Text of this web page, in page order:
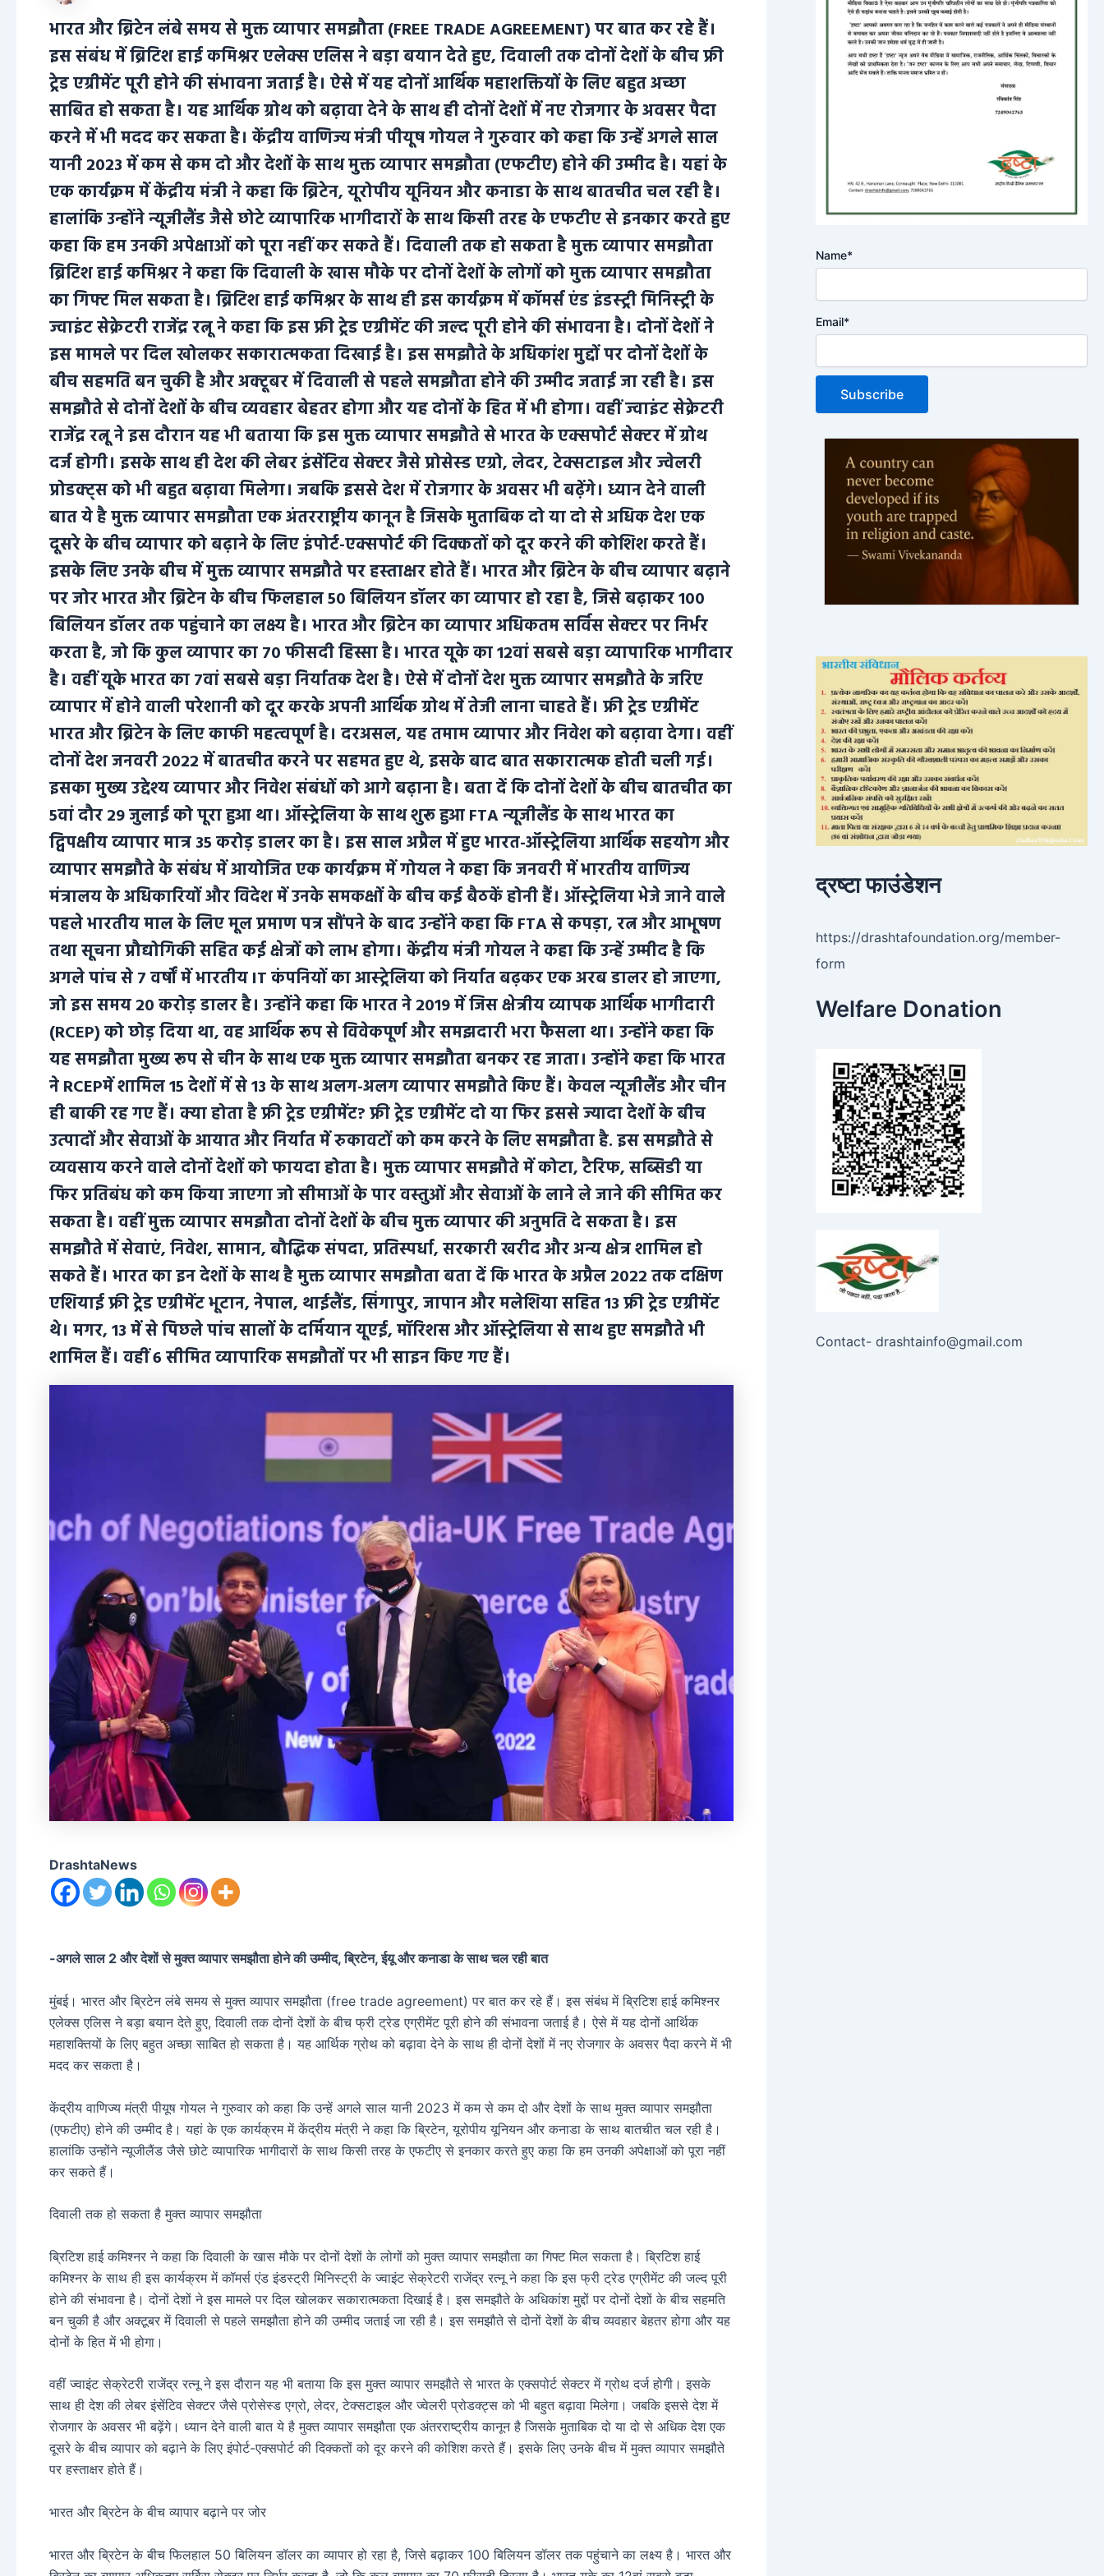
भारत और ब्रिटेन लंबे समय से मुक्त व्यापार समझौता (FREE TRADE AGREEMENT) पर बात कर रहे हैं।
इस संबंध में ब्रिटिश हाई कमिश्नर एलेक्स एलिस ने बड़ा बयान देते हुए, दिवाली तक दोनों देशों के बीच फ्री
ट्रेड एग्रीमेंट पूरी होने की संभावना जताई है। ऐसे में यह दोनों आर्थिक महाशक्तियों के लिए बहुत अच्छा
साबित हो सकता है। यह आर्थिक ग्रोथ को बढ़ावा देने के साथ ही दोनों देशों में नए रोजगार के अवसर पैदा
करने में भी मदद कर सकता है। केंद्रीय वाणिज्य मंत्री पीयूष गोयल ने गुरुवार को कहा कि उन्हें अगले साल
यानी 2023 में कम से कम दो और देशों के साथ मुक्त व्यापार समझौता (एफटीए) होने की उम्मीद है। यहां के
एक कार्यक्रम में केंद्रीय मंत्री ने कहा कि ब्रिटेन, यूरोपीय यूनियन और कनाडा के साथ बातचीत चल रही है।
हालांकि उन्होंने न्यूजीलैंड जैसे छोटे व्यापारिक भागीदारों के साथ किसी तरह के एफटीए से इनकार करते हुए
कहा कि हम उनकी अपेक्षाओं को पूरा नहीं कर सकते हैं। दिवाली तक हो सकता है मुक्त व्यापार समझौता
ब्रिटिश हाई कमिश्नर ने कहा कि दिवाली के खास मौके पर दोनों देशों के लोगों को मुक्त व्यापार समझौता
का गिफ्ट मिल सकता है। ब्रिटिश हाई कमिश्नर के साथ ही इस कार्यक्रम में कॉमर्स एंड इंडस्ट्री मिनिस्ट्री के
ज्वाइंट सेक्रेटरी राजेंद्र रत्नू ने कहा कि इस फ्री ट्रेड एग्रीमेंट की जल्द पूरी होने की संभावना है। दोनों देशों ने
इस मामले पर दिल खोलकर सकारात्मकता दिखाई है। इस समझौते के अधिकांश मुद्दों पर दोनों देशों के
बीच सहमति बन चुकी है और अक्टूबर में दिवाली से पहले समझौता होने की उम्मीद जताई जा रही है। इस
समझौते से दोनों देशों के बीच व्यवहार बेहतर होगा और यह दोनों के हित में भी होगा। वहीं ज्वाइंट सेक्रेटरी
राजेंद्र रत्नू ने इस दौरान यह भी बताया कि इस मुक्त व्यापार समझौते से भारत के एक्सपोर्ट सेक्टर में ग्रोथ
दर्ज होगी। इसके साथ ही देश की लेबर इंसेंटिव सेक्टर जैसे प्रोसेस्ड एग्रो, लेदर, टेक्सटाइल और ज्वेलरी
प्रोडक्ट्स को भी बहुत बढ़ावा मिलेगा। जबकि इससे देश में रोजगार के अवसर भी बढ़ेंगे। ध्यान देने वाली
बात ये है मुक्त व्यापार समझौता एक अंतरराष्ट्रीय कानून है जिसके मुताबिक दो या दो से अधिक देश एक
दूसरे के बीच व्यापार को बढ़ाने के लिए इंपोर्ट-एक्सपोर्ट की दिक्कतों को दूर करने की कोशिश करते हैं।
इसके लिए उनके बीच में मुक्त व्यापार समझौते पर हस्ताक्षर होते हैं। भारत और ब्रिटेन के बीच व्यापार बढ़ाने
पर जोर भारत और ब्रिटेन के बीच फिलहाल 50 बिलियन डॉलर का व्यापार हो रहा है, जिसे बढ़ाकर 100
बिलियन डॉलर तक पहुंचाने का लक्ष्य है। भारत और ब्रिटेन का व्यापार अधिकतम सर्विस सेक्टर पर निर्भर
करता है, जो कि कुल व्यापार का 70 फीसदी हिस्सा है। भारत यूके का 12वां सबसे बड़ा व्यापारिक भागीदार
है। वहीं यूके भारत का 7वां सबसे बड़ा निर्यातक देश है। ऐसे में दोनों देश मुक्त व्यापार समझौते के जरिए
व्यापार में होने वाली परेशानी को दूर करके अपनी आर्थिक ग्रोथ में तेजी लाना चाहते हैं। फ्री ट्रेड एग्रीमेंट
भारत और ब्रिटेन के लिए काफी महत्वपूर्ण है। दरअसल, यह तमाम व्यापार और निवेश को बढ़ावा देगा। वहीं
दोनों देश जनवरी 2022 में बातचीत करने पर सहमत हुए थे, इसके बाद बात सकारात्मक होती चली गई।
इसका मुख्य उद्देश्य व्यापार और निवेश संबंधों को आगे बढ़ाना है। बता दें कि दोनों देशों के बीच बातचीत का
5वां दौर 29 जुलाई को पूरा हुआ था। ऑस्ट्रेलिया के साथ शुरू हुआ FTA न्यूजीलैंड के साथ भारत का
द्विपक्षीय व्यापार मात्र 35 करोड़ डालर का है। इस साल अप्रैल में हुए भारत-ऑस्ट्रेलिया आर्थिक सहयोग और
व्यापार समझौते के संबंध में आयोजित एक कार्यक्रम में गोयल ने कहा कि जनवरी में भारतीय वाणिज्य
मंत्रालय के अधिकारियों और विदेश में उनके समकक्षों के बीच कई बैठकें होनी हैं। ऑस्ट्रेलिया भेजे जाने वाले
पहले भारतीय माल के लिए मूल प्रमाण पत्र सौंपने के बाद उन्होंने कहा कि FTA से कपड़ा, रत्न और आभूषण
तथा सूचना प्रौद्योगिकी सहित कई क्षेत्रों को लाभ होगा। केंद्रीय मंत्री गोयल ने कहा कि उन्हें उम्मीद है कि
अगले पांच से 7 वर्षों में भारतीय IT कंपनियों का आस्ट्रेलिया को निर्यात बढ़कर एक अरब डालर हो जाएगा,
जो इस समय 20 करोड़ डालर है। उन्होंने कहा कि भारत ने 2019 में जिस क्षेत्रीय व्यापक आर्थिक भागीदारी
(RCEP) को छोड़ दिया था, वह आर्थिक रूप से विवेकपूर्ण और समझदारी भरा फैसला था। उन्होंने कहा कि
यह समझौता मुख्य रूप से चीन के साथ एक मुक्त व्यापार समझौता बनकर रह जाता। उन्होंने कहा कि भारत
ने RCEPमें शामिल 15 देशों में से 13 के साथ अलग-अलग व्यापार समझौते किए हैं। केवल न्यूजीलैंड और चीन
ही बाकी रह गए हैं। क्या होता है फ्री ट्रेड एग्रीमेंट? फ्री ट्रेड एग्रीमेंट दो या फिर इससे ज्यादा देशों के बीच
उत्पादों और सेवाओं के आयात और निर्यात में रुकावटों को कम करने के लिए समझौता है. इस समझौते से
व्यवसाय करने वाले दोनों देशों को फायदा होता है। मुक्त व्यापार समझौते में कोटा, टैरिफ, सब्सिडी या
फिर प्रतिबंध को कम किया जाएगा जो सीमाओं के पार वस्तुओं और सेवाओं के लाने ले जाने की सीमित कर
सकता है। वहीं मुक्त व्यापार समझौता दोनों देशों के बीच मुक्त व्यापार की अनुमति दे सकता है। इस
समझौते में सेवाएं, निवेश, सामान, बौद्धिक संपदा, प्रतिस्पर्धा, सरकारी खरीद और अन्य क्षेत्र शामिल हो
सकते हैं। भारत का इन देशों के साथ है मुक्त व्यापार समझौता बता दें कि भारत के अप्रैल 2022 तक दक्षिण
एशियाई फ्री ट्रेड एग्रीमेंट भूटान, नेपाल, थाईलैंड, सिंगापुर, जापान और मलेशिया सहित 13 फ्री ट्रेड एग्रीमेंट
थे। मगर, 13 में से पिछले पांच सालों के दर्मियान यूएई, मॉरिशस और ऑस्ट्रेलिया से साथ हुए समझौते भी
शामिल हैं। वहीं 6 सीमित व्यापारिक समझौतों पर भी साइन किए गए हैं।
DrashtaNews
-अगले साल 2 और देशों से मुक्त व्यापार समझौता होने की उम्मीद, ब्रिटेन, ईयू और कनाडा के साथ चल रही बात
मुंबई। भारत और ब्रिटेन लंबे समय से मुक्त व्यापार समझौता (free trade agreement) पर बात कर रहे हैं। इस संबंध में ब्रिटिश हाई कमिश्नर
एलेक्स एलिस ने बड़ा बयान देते हुए, दिवाली तक दोनों देशों के बीच फ्री ट्रेड एग्रीमेंट पूरी होने की संभावना जताई है। ऐसे में यह दोनों आर्थिक
महाशक्तियों के लिए बहुत अच्छा साबित हो सकता है। यह आर्थिक ग्रोथ को बढ़ावा देने के साथ ही दोनों देशों में नए रोजगार के अवसर पैदा करने में भी
मदद कर सकता है।
केंद्रीय वाणिज्य मंत्री पीयूष गोयल ने गुरुवार को कहा कि उन्हें अगले साल यानी 2023 में कम से कम दो और देशों के साथ मुक्त व्यापार समझौता
(एफटीए) होने की उम्मीद है। यहां के एक कार्यक्रम में केंद्रीय मंत्री ने कहा कि ब्रिटेन, यूरोपीय यूनियन और कनाडा के साथ बातचीत चल रही है।
हालांकि उन्होंने न्यूजीलैंड जैसे छोटे व्यापारिक भागीदारों के साथ किसी तरह के एफटीए से इनकार करते हुए कहा कि हम उनकी अपेक्षाओं को पूरा नहीं
कर सकते हैं।
दिवाली तक हो सकता है मुक्त व्यापार समझौता
ब्रिटिश हाई कमिश्नर ने कहा कि दिवाली के खास मौके पर दोनों देशों के लोगों को मुक्त व्यापार समझौता का गिफ्ट मिल सकता है। ब्रिटिश हाई
कमिश्नर के साथ ही इस कार्यक्रम में कॉमर्स एंड इंडस्ट्री मिनिस्ट्री के ज्वाइंट सेक्रेटरी राजेंद्र रत्नू ने कहा कि इस फ्री ट्रेड एग्रीमेंट की जल्द पूरी
होने की संभावना है। दोनों देशों ने इस मामले पर दिल खोलकर सकारात्मकता दिखाई है। इस समझौते के अधिकांश मुद्दों पर दोनों देशों के बीच सहमति
बन चुकी है और अक्टूबर में दिवाली से पहले समझौता होने की उम्मीद जताई जा रही है। इस समझौते से दोनों देशों के बीच व्यवहार बेहतर होगा और यह
दोनों के हित में भी होगा।
वहीं ज्वाइंट सेक्रेटरी राजेंद्र रत्नू ने इस दौरान यह भी बताया कि इस मुक्त व्यापार समझौते से भारत के एक्सपोर्ट सेक्टर में ग्रोथ दर्ज होगी। इसके
साथ ही देश की लेबर इंसेंटिव सेक्टर जैसे प्रोसेस्ड एग्रो, लेदर, टेक्सटाइल और ज्वेलरी प्रोडक्ट्स को भी बहुत बढ़ावा मिलेगा। जबकि इससे देश में
रोजगार के अवसर भी बढ़ेंगे। ध्यान देने वाली बात ये है मुक्त व्यापार समझौता एक अंतरराष्ट्रीय कानून है जिसके मुताबिक दो या दो से अधिक देश एक
दूसरे के बीच व्यापार को बढ़ाने के लिए इंपोर्ट-एक्सपोर्ट की दिक्कतों को दूर करने की कोशिश करते हैं। इसके लिए उनके बीच में मुक्त व्यापार समझौते
पर हस्ताक्षर होते हैं।
भारत और ब्रिटेन के बीच व्यापार बढ़ाने पर जोर
भारत और ब्रिटेन के बीच फिलहाल 50 बिलियन डॉलर का व्यापार हो रहा है, जिसे बढ़ाकर 100 बिलियन डॉलर तक पहुंचाने का लक्ष्य है। भारत और
Name*
Email*
द्रष्टा फाउंडेशन
https://drashtafoundation.org/member-
form
Welfare Donation
Contact- drashtainfo@gmail.com